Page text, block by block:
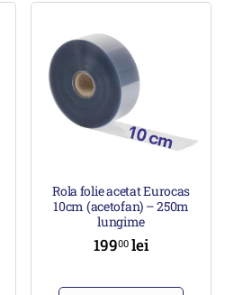
Rola folie acetat Eurocas
10cm (acetofan) – 250m
lungime
19900lei